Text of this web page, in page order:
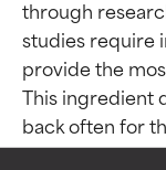
through
studies require
provide the
This ingredient